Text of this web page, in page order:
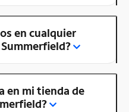
en cualquier
en mi tienda de